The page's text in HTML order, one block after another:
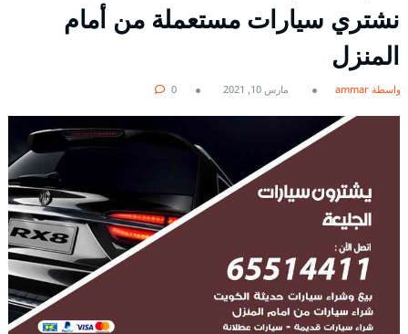
نشتري سيارات مستعملة من أمام
المنزل
بواسطة ammar مارس 10, 2021 0